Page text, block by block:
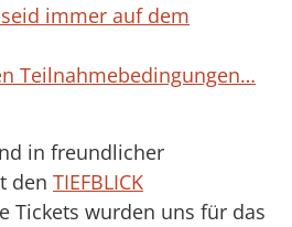
immer auf dem
Teilnahmebedingungen…
in freundlicher
den TIEFBLICK
Tickets wurden uns für das